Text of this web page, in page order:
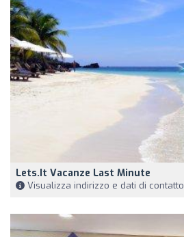
Lets.it Vacanze Last Minute
Visualizza indirizzo e dati di contatto